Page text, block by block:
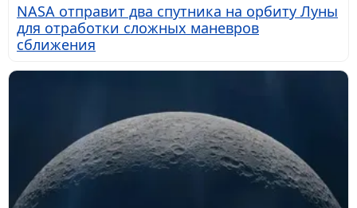
NASA отправит два спутника на орбиту Луны
для отработки сложных маневров
сближения